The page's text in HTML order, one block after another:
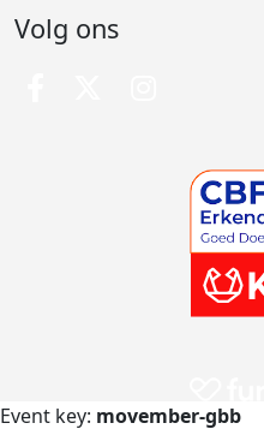
Volg ons
Event key: movember-gbb